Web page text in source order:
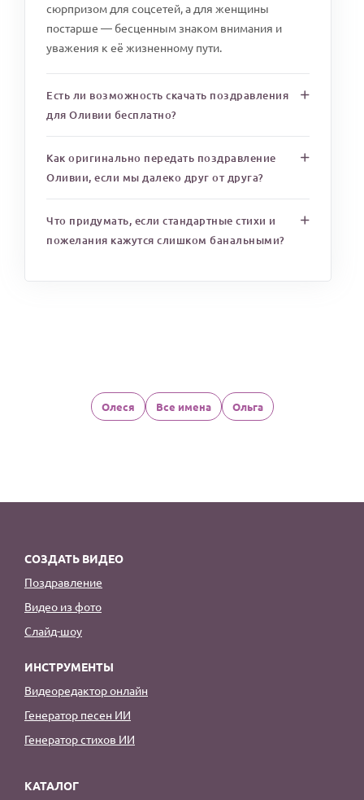
сюрпризом для соцсетей, а для женщины
постарше — бесценным знаком внимания и
уважения к её жизненному пути.
Есть ли возможность скачать поздравления
для Оливии бесплатно?
Как оригинально передать поздравление
Оливии, если мы далеко друг от друга?
Что придумать, если стандартные стихи и
пожелания кажутся слишком банальными?
Олеся Все имена Ольга
СОЗДАТЬ ВИДЕО
Поздравление
Видео из фото
Слайд-шоу
ИНСТРУМЕНТЫ
Видеоредактор онлайн
Генератор песен ИИ
Генератор стихов ИИ
КАТАЛОГ